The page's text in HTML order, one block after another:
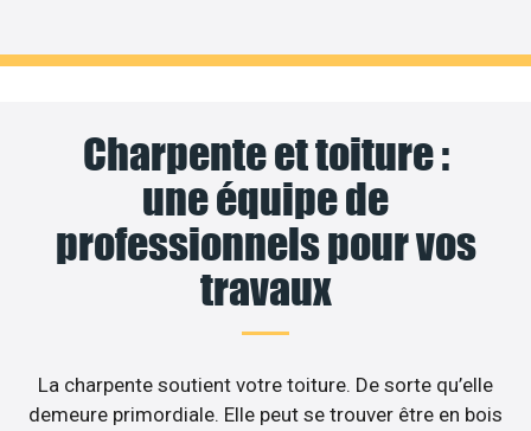
Charpente et toiture :
une équipe de
professionnels pour vos
travaux
La charpente soutient votre toiture. De sorte qu’elle
demeure primordiale. Elle peut se trouver être en bois